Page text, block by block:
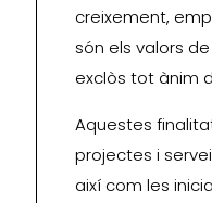
creixement,
són els valors
exclòs tot ànim
Aquestes
projectes i
així com les